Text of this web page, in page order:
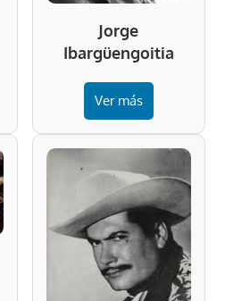
Jorge
Ibargüengoitia
Ver más